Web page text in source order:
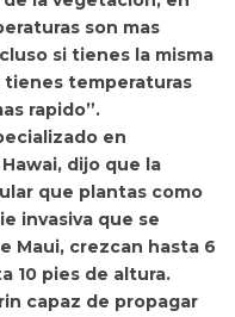
son mas
si tienes la misma
temperaturas
rapido”.
en
dijo que la
que plantas como
invasiva que se
Maui, crezcan hasta 6
10 pies de altura.
capaz de propagar